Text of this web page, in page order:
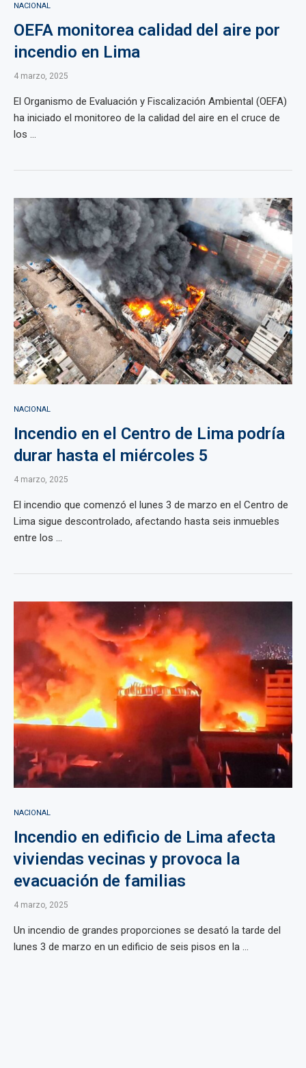
NACIONAL
OEFA monitorea calidad del aire por
incendio en Lima
4 marzo, 2025
El Organismo de Evaluación y Fiscalización Ambiental (OEFA)
ha iniciado el monitoreo de la calidad del aire en el cruce de
los ...
NACIONAL
Incendio en el Centro de Lima podría
durar hasta el miércoles 5
4 marzo, 2025
El incendio que comenzó el lunes 3 de marzo en el Centro de
Lima sigue descontrolado, afectando hasta seis inmuebles
entre los ...
NACIONAL
Incendio en edificio de Lima afecta
viviendas vecinas y provoca la
evacuación de familias
4 marzo, 2025
Un incendio de grandes proporciones se desató la tarde del
lunes 3 de marzo en un edificio de seis pisos en la ...